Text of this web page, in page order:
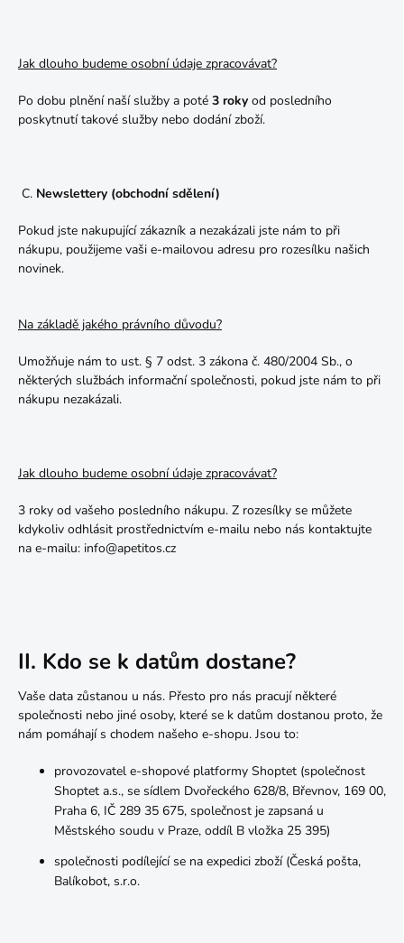
Jak dlouho budeme osobní údaje zpracovávat?
Po dobu plnění naší služby a poté 3 roky od posledního
poskytnutí takové služby nebo dodání zboží.
C. Newslettery (obchodní sdělení)
Pokud jste nakupující zákazník a nezakázali jste nám to při
nákupu, použijeme vaši e-mailovou adresu pro rozesílku našich
novinek.
Na základě jakého právního důvodu?
Umožňuje nám to ust. § 7 odst. 3 zákona č. 480/2004 Sb., o
některých službách informační společnosti, pokud jste nám to při
nákupu nezakázali.
Jak dlouho budeme osobní údaje zpracovávat?
3 roky od vašeho posledního nákupu. Z rozesílky se můžete
kdykoliv odhlásit prostřednictvím e-mailu nebo nás kontaktujte
na e-mailu: info@apetitos.cz
II. Kdo se k datům dostane?
Vaše data zůstanou u nás. Přesto pro nás pracují některé
společnosti nebo jiné osoby, které se k datům dostanou proto, že
nám pomáhají s chodem našeho e-shopu. Jsou to:
provozovatel e-shopové platformy Shoptet (společnost
Shoptet a.s., se sídlem Dvořeckého 628/8, Břevnov, 169 00,
Praha 6, IČ 289 35 675, společnost je zapsaná u
Městského soudu v Praze, oddíl B vložka 25 395)
společnosti podílející se na expedici zboží (Česká pošta,
Balíkobot, s.r.o.